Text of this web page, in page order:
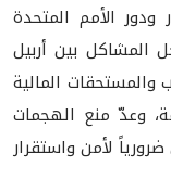
ودور الأمم المتحدة
المشاكل بين أربيل
المالية
وعدّ منع الهجمات
لأمن واستقرار